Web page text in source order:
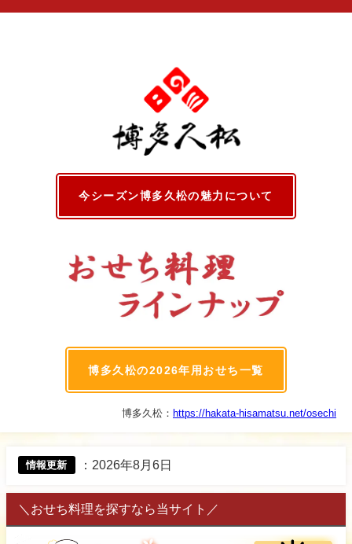
今シーズン博多久松の魅力について
博多久松の2026年用おせち一覧
博多久松： https://hakata-hisamatsu.net/osechi
情報更新 ： 2026年8月6日
＼おせち料理を探すなら当サイト／